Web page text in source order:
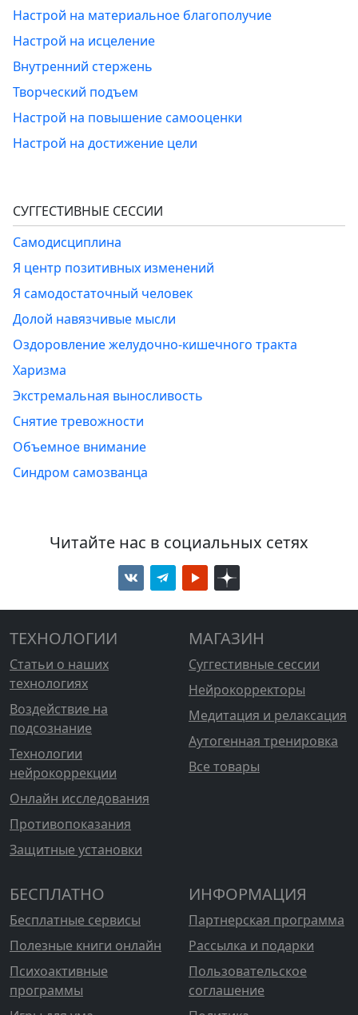
Настрой на материальное благополучие
Настрой на исцеление
Внутренний стержень
Творческий подъем
Настрой на повышение самооценки
Настрой на достижение цели
СУГГЕСТИВНЫЕ СЕССИИ
Самодисциплина
Я центр позитивных изменений
Я самодостаточный человек
Долой навязчивые мысли
Оздоровление желудочно-кишечного тракта
Харизма
Экстремальная выносливость
Снятие тревожности
Объемное внимание
Синдром самозванца
Читайте нас в социальных сетях
ТЕХНОЛОГИИ
Статьи о наших
технологиях
Воздействие на
подсознание
Технологии
нейрокоррекции
Онлайн исследования
Противопоказания
Защитные установки
МАГАЗИН
Суггестивные сессии
Нейрокорректоры
Медитация и релаксация
Аутогенная тренировка
Все товары
БЕСПЛАТНО
Бесплатные сервисы
Полезные книги онлайн
Психоактивные
программы
ИНФОРМАЦИЯ
Партнерская программа
Рассылка и подарки
Пользовательское
соглашение